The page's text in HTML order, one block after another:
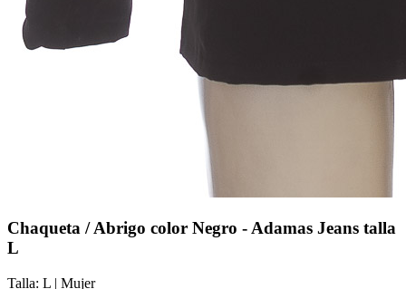
Chaqueta / Abrigo color Negro - Adamas Jeans talla
L
Talla: L | Mujer